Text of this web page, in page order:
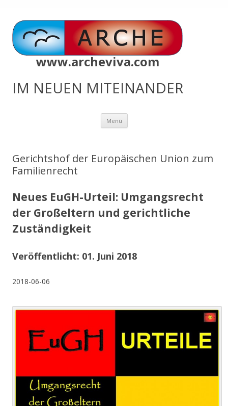
www.archeviva.com
IM NEUEN MITEINANDER
Menü Zum
springen
Gerichtshof der Europäischen Union zum
Familienrecht
Neues EuGH-Urteil: Umgangsrecht
der Großeltern und gerichtliche
Zuständigkeit
Veröffentlicht: 01. Juni 2018
2018-06-06